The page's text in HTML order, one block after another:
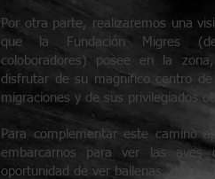
Por otra parte, realizaremos una
que la Fundación Migres
coloboradores) posee en la
disfrutar de su magnífico centro
migraciones y de sus privilegiados
Para complementar este camino
embarcarnos para ver las aves
oportunidad de ver ballenas,